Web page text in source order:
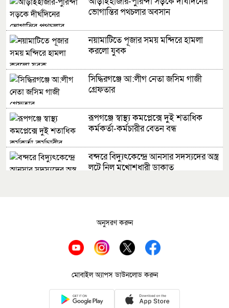
ভোগান্তির পথচলার অবসান
নয়ামাটিতে পূজার সময় মন্দিরে হামলা
করলো যুবক
সিদ্ধিরগঞ্জে আ:লীগ নেতা জসিম গাজী
গ্রেফতার
রূপগঞ্জে স্বাস্থ্য কমপ্লেক্সে দুই শতাধিক
কর্মকর্তা-কর্মচারীর বেতন বন্ধ
বন্দরে বিদ্যুৎকেন্দ্রে আনসার সদস্যদের অস্ত্র
লুটে নিল মুখোশধারী ডাকাত
শুনলেন ডিসি
আড়াইহাজারে জমি নিয়ে দুপক্ষের সংঘর্ষে
অনুসরণ করুন
মোবাইল অ্যাপস ডাউনলোড করুন